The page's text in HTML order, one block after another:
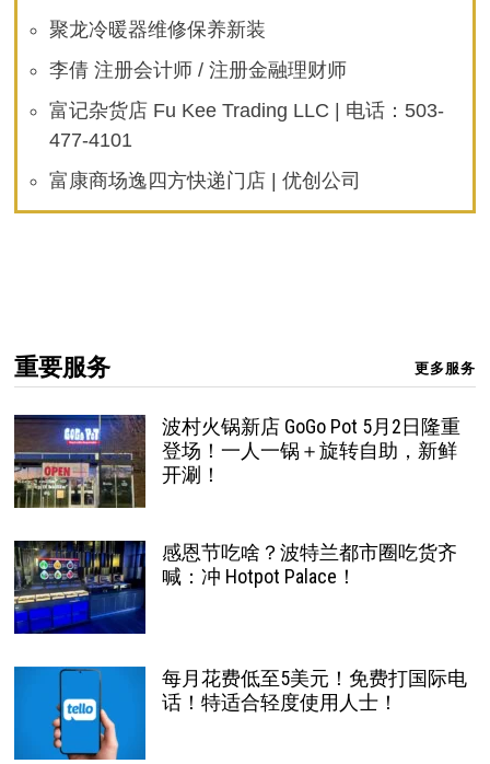
聚龙冷暖器维修保养新装
李倩 注册会计师 / 注册金融理财师
富记杂货店 Fu Kee Trading LLC | 电话：503-
477-4101
富康商场逸四方快递门店 | 优创公司
重要服务 更多服务
波村火锅新店 GoGo Pot 5月2日隆重
登场！一人一锅＋旋转自助，新鲜
开涮！
感恩节吃啥？波特兰都市圈吃货齐
喊：冲 Hotpot Palace！
每月花费低至5美元！免费打国际电
话！特适合轻度使用人士！